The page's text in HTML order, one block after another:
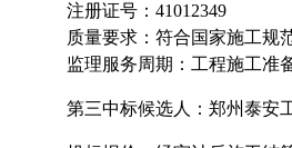
注册证号： 41012349
质量要求：符合国家施工规
监理服务周期： 工程施工准
第三中标候选人： 郑州泰安